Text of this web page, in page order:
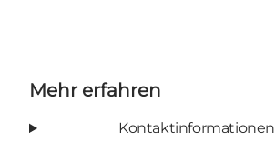
Mehr erfahren
Kontaktinformationen